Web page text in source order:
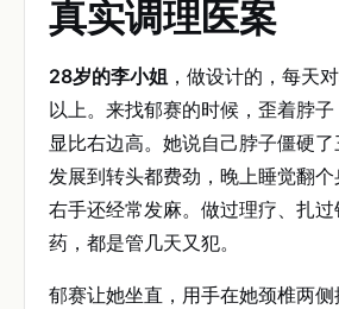
真实调理医案
28岁的李小姐 ，做设计的，每天
以上。来找郁赛的时候，歪着脖
显比右边高。她说自己脖子僵硬
发展到转头都费劲，晚上睡觉翻个
右手还经常发麻。做过理疗、扎
药，都是管几天又犯。
郁赛让她坐直，用手在她颈椎两